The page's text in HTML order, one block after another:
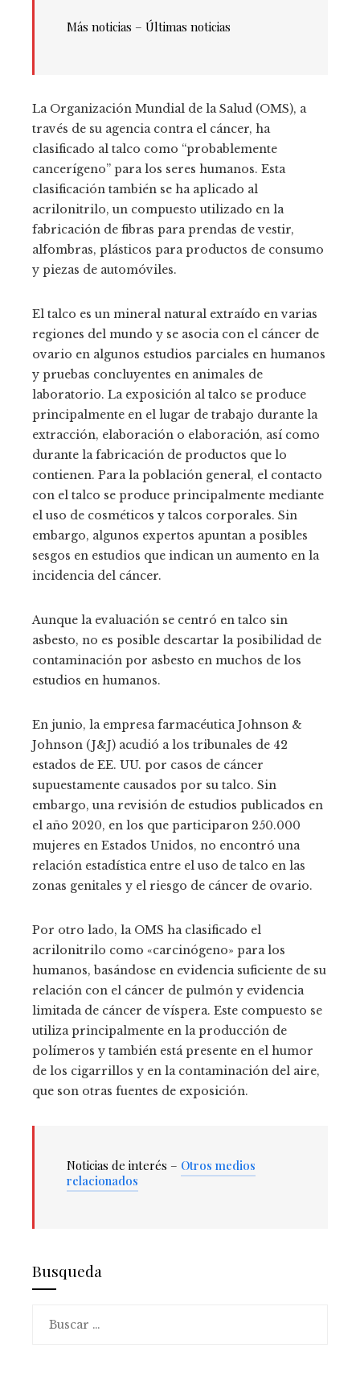
Más noticias – Últimas noticias
La Organización Mundial de la Salud (OMS), a
través de su agencia contra el cáncer, ha
clasificado al talco como “probablemente
cancerígeno” para los seres humanos. Esta
clasificación también se ha aplicado al
acrilonitrilo, un compuesto utilizado en la
fabricación de fibras para prendas de vestir,
alfombras, plásticos para productos de consumo
y piezas de automóviles.
El talco es un mineral natural extraído en varias
regiones del mundo y se asocia con el cáncer de
ovario en algunos estudios parciales en humanos
y pruebas concluyentes en animales de
laboratorio. La exposición al talco se produce
principalmente en el lugar de trabajo durante la
extracción, elaboración o elaboración, así como
durante la fabricación de productos que lo
contienen. Para la población general, el contacto
con el talco se produce principalmente mediante
el uso de cosméticos y talcos corporales. Sin
embargo, algunos expertos apuntan a posibles
sesgos en estudios que indican un aumento en la
incidencia del cáncer.
Aunque la evaluación se centró en talco sin
asbesto, no es posible descartar la posibilidad de
contaminación por asbesto en muchos de los
estudios en humanos.
En junio, la empresa farmacéutica Johnson &
Johnson (J&J) acudió a los tribunales de 42
estados de EE. UU. por casos de cáncer
supuestamente causados ​​por su talco. Sin
embargo, una revisión de estudios publicados en
el año 2020, en los que participaron 250.000
mujeres en Estados Unidos, no encontró una
relación estadística entre el uso de talco en las
zonas genitales y el riesgo de cáncer de ovario.
Por otro lado, la OMS ha clasificado el
acrilonitrilo como «carcinógeno» para los
humanos, basándose en evidencia suficiente de su
relación con el cáncer de pulmón y evidencia
limitada de cáncer de víspera. Este compuesto se
utiliza principalmente en la producción de
polímeros y también está presente en el humor
de los cigarrillos y en la contaminación del aire,
que son otras fuentes de exposición.
Noticias de interés – Otros medios
relacionados
Busqueda